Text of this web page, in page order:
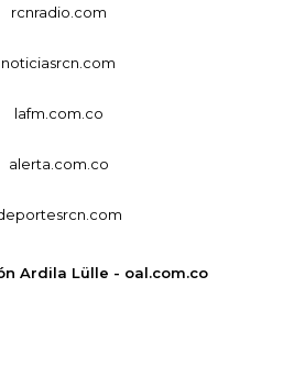
rcnradio.com
noticiasrcn.com
lafm.com.co
alerta.com.co
Ardila Lülle - oal.com.co